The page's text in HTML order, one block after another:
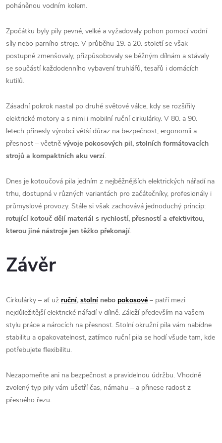
poháněnou vodním kolem.
Zpočátku byly pily pevné, velké a vyžadovaly pohon pomocí vodní
síly nebo parního stroje. V průběhu 19. a 20. století se však
postupně zmenšovaly, přizpůsobovaly se běžným dílnám a stávaly
se součástí každodenního vybavení truhlářů, tesařů i domácích
kutilů.
Zásadní pokrok nastal po druhé světové válce, kdy se rozšířily
elektrické motory a s nimi i mobilní ruční cirkulárky. V 80. a 90.
letech přinesly výrobci větší důraz na bezpečnost, ergonomii a
přesnost – včetně vývoje pokosových pil, stolních formátovacích
strojů a kompaktních aku verzí.
Dnes je kotoučová pila jedním z nejběžnějších elektrických nářadí na
trhu, dostupná v různých variantách pro začátečníky, profesionály i
průmyslové provozy. Stále si však zachovává jednoduchý princip:
rotující kotouč dělí materiál s rychlostí, přesností a efektivitou,
kterou jiné nástroje jen těžko překonají.
Závěr
Cirkulárky – ať už ruční, stolnínebo pokosové – patří mezi
nejdůležitější elektrické nářadí v dílně. Záleží především na vašem
stylu práce a nárocích na přesnost. Stolní okružní pila vám nabídne
stabilitu a opakovatelnost, zatímco ruční pila se hodí všude tam, kde
potřebujete flexibilitu.
Nezapomeňte ani na bezpečnost a pravidelnou údržbu. Vhodně
zvolený typ pily vám ušetří čas, námahu – a přinese radost z
přesného řezu.